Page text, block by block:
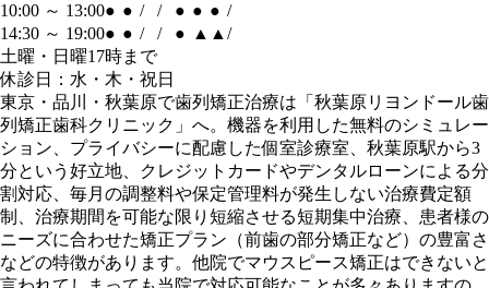
10:00 ～ 13:00● ● / / ● ● ● /
14:30 ～ 19:00● ● / / ● ▲ ▲ /
土曜・日曜17時まで
休診日：水・木・祝日
東京・品川・秋葉原で歯列矯正治療は「秋葉原リヨンドール歯
列矯正歯科クリニック」へ。機器を利用した無料のシミュレー
ション、プライバシーに配慮した個室診療室、秋葉原駅から3
分という好立地、クレジットカードやデンタルローンによる分
割対応、毎月の調整料や保定管理料が発生しない治療費定額
制、治療期間を可能な限り短縮させる短期集中治療、患者様の
ニーズに合わせた矯正プラン（前歯の部分矯正など）の豊富さ
などの特徴があります。他院でマウスピース矯正はできないと